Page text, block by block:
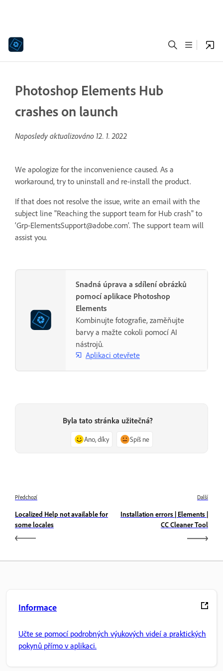
Photoshop Elements Hub
crashes on launch
Naposledy aktualizováno 12. 1. 2022
We apologize for the inconvenience caused. As a
workaround, try to uninstall and re-install the product.
If that does not resolve the issue, write an email with the
subject line "Reaching the support team for Hub crash" to
‘Grp-ElementsSupport@adobe.com’. The support team will
assist you.
Snadná úprava a sdílení obrázků
pomocí aplikace Photoshop
Elements
Kombinujte fotografie, zaměňujte
barvy a mažte cokoli pomocí AI
nástrojů.
Aplikaci otevřete
Byla tato stránka užitečná?
Ano, díky Spíš ne
Předchozí
Localized Help not available for
some locales
Další
Installation errors | Elements |
CC Cleaner Tool
Informace
Učte se pomocí podrobných výukových videí a praktických
pokynů přímo v aplikaci.